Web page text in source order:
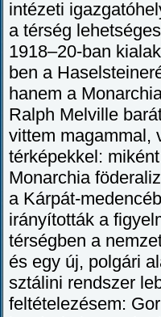
intézeti
a térség
1918–20-ban
ben a
hanem a
Ralph Melville
vittem magammal,
térképekkel:
Monarchia
a Kárpát-
irányították a
térségben a
és egy új, polgári
sztálini rendszer
feltételezésem: